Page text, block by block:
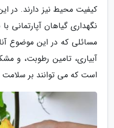
کیفیت محیط نیز دارند. در
نگهداری گیاهان آپارتمانی
مسائلی که در این موضوع
آبیاری، تامین رطوبت، و
است که می توانند بر سلامت